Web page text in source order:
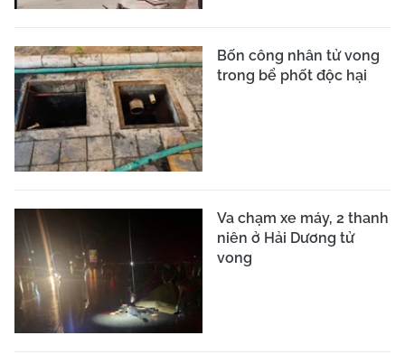
Bốn công nhân tử vong
trong bể phốt độc hại
Va chạm xe máy, 2 thanh
niên ở Hải Dương tử
vong